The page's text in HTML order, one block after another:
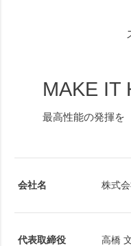
MAKE IT
最高性能の発揮を
会社名 株式
代表取締役 高橋